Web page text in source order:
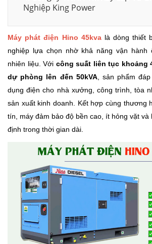
Nghiệp King Power
Máy phát điện Hino 45kvalà dòng thiết
nghiệp lựa chọn nhờ khả năng vận hành
nhiên liệu. Với công suất liên tục khoảng
dự phòng lên đến 50kVA, sản phẩm
dụng điện cho nhà xưởng, công trình, tòa
sản xuất kinh doanh. Kết hợp cùng thương
tín, máy đảm bảo độ bền cao, ít hỏng vặt và
định trong thời gian dài.